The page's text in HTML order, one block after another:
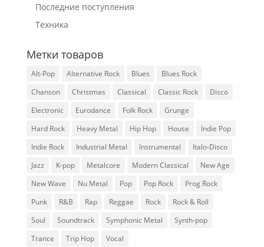
Последние поступления
Техника
Метки товаров
Alt-Pop Alternative Rock Blues
Blues Rock
Chanson
Christmas Classical Classic Rock
Disco
Electronic
Eurodance Folk Rock
Grunge
Hard Rock
Heavy Metal Hip Hop House
Indie Pop
Indie Rock
Industrial Metal Instrumental
Italo-Disco
Jazz
K-pop Metalcore Modern Classical
New Age
New Wave
Nu Metal Pop Pop Rock
Prog Rock
Punk
R&B Rap Reggae Rock
Rock & Roll
Soul
Soundtrack Symphonic Metal
Synth-pop
Trance
Trip Hop Vocal